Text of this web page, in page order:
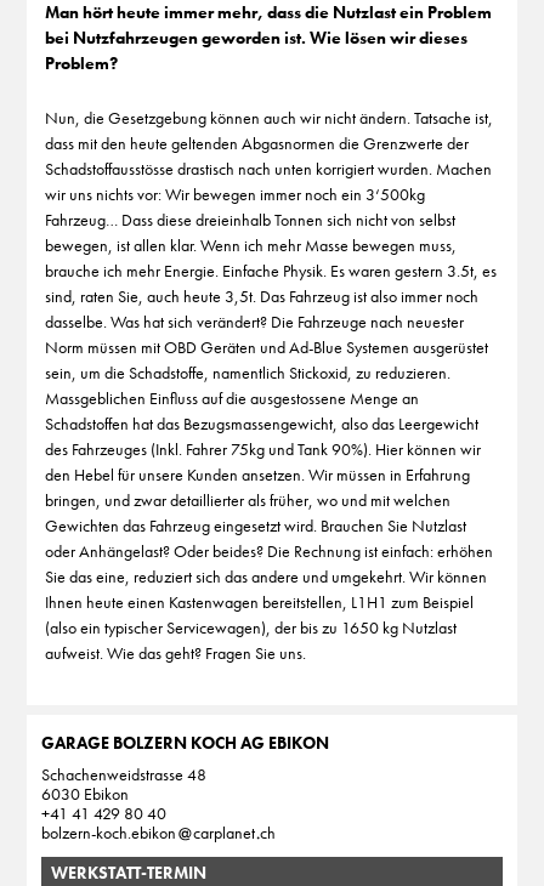
Man hört heute immer mehr, dass die Nutzlast ein Problem
bei Nutzfahrzeugen geworden ist. Wie lösen wir dieses
Problem?
Nun, die Gesetzgebung können auch wir nicht ändern. Tatsache ist,
dass mit den heute geltenden Abgasnormen die Grenzwerte der
Schadstoffausstösse drastisch nach unten korrigiert wurden. Machen
wir uns nichts vor: Wir bewegen immer noch ein 3‘500kg
Fahrzeug… Dass diese dreieinhalb Tonnen sich nicht von selbst
bewegen, ist allen klar. Wenn ich mehr Masse bewegen muss,
brauche ich mehr Energie. Einfache Physik. Es waren gestern 3.5t, es
sind, raten Sie, auch heute 3,5t. Das Fahrzeug ist also immer noch
dasselbe. Was hat sich verändert? Die Fahrzeuge nach neuester
Norm müssen mit OBD Geräten und Ad-Blue Systemen ausgerüstet
sein, um die Schadstoffe, namentlich Stickoxid, zu reduzieren.
Massgeblichen Einfluss auf die ausgestossene Menge an
Schadstoffen hat das Bezugsmassengewicht, also das Leergewicht
des Fahrzeuges (Inkl. Fahrer 75kg und Tank 90%). Hier können wir
den Hebel für unsere Kunden ansetzen. Wir müssen in Erfahrung
bringen, und zwar detaillierter als früher, wo und mit welchen
Gewichten das Fahrzeug eingesetzt wird. Brauchen Sie Nutzlast
oder Anhängelast? Oder beides? Die Rechnung ist einfach: erhöhen
Sie das eine, reduziert sich das andere und umgekehrt. Wir können
Ihnen heute einen Kastenwagen bereitstellen, L1H1 zum Beispiel
(also ein typischer Servicewagen), der bis zu 1650 kg Nutzlast
aufweist. Wie das geht? Fragen Sie uns.
GARAGE BOLZERN KOCH AG EBIKON
Schachenweidstrasse 48
6030 Ebikon
+41 41 429 80 40
bolzern-koch.ebikon
carplanet ch
WERKSTATT-TERMIN